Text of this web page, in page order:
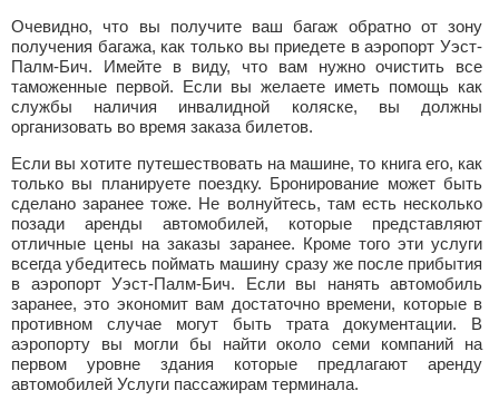
Очевидно, что вы получите ваш багаж обратно от зону
получения багажа, как только вы приедете в аэропорт Уэст-
Палм-Бич. Имейте в виду, что вам нужно очистить все
таможенные первой. Если вы желаете иметь помощь как
службы наличия инвалидной коляске, вы должны
организовать во время заказа билетов.
Если вы хотите путешествовать на машине, то книга его, как
только вы планируете поездку. Бронирование может быть
сделано заранее тоже. Не волнуйтесь, там есть несколько
позади аренды автомобилей, которые представляют
отличные цены на заказы заранее. Кроме того эти услуги
всегда убедитесь поймать машину сразу же после прибытия
в аэропорт Уэст-Палм-Бич. Если вы нанять автомобиль
заранее, это экономит вам достаточно времени, которые в
противном случае могут быть трата документации. В
аэропорту вы могли бы найти около семи компаний на
первом уровне здания которые предлагают аренду
автомобилей Услуги пассажирам терминала.